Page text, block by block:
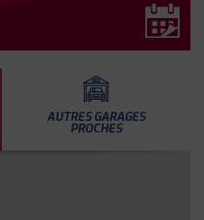
AUTRES GARAGES
PROCHES